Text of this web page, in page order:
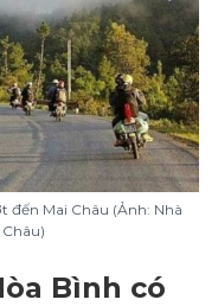
đến Mai Châu (Ảnh: Nhà
Bình có